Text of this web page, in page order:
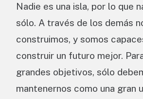
Nadie es una isla, por lo que
sólo. A través de los demás
construimos, y somos
construir un futuro mejor.
grandes objetivos, sólo
mantenernos como una gran